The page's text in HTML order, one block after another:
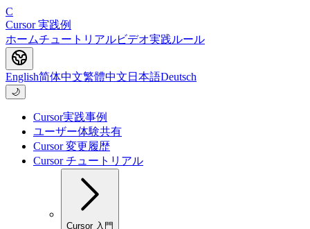
C
Cursor 実践例
ホームチュートリアルビデオ実践ルール
English简体中文繁體中文 日本語Deutsch
🌙
Cursor実践事例
ユーザー体験共有
Cursor 変更履歴
Cursor チュートリアル
Cursor 入門